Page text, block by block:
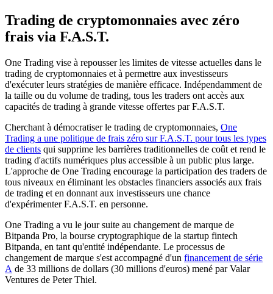
Trading de cryptomonnaies avec zéro
frais via F.A.S.T.
One Trading vise à repousser les limites de vitesse actuelles dans le
trading de cryptomonnaies et à permettre aux investisseurs
d'exécuter leurs stratégies de manière efficace. Indépendamment de
la taille ou du volume de trading, tous les traders ont accès aux
capacités de trading à grande vitesse offertes par F.A.S.T.
Cherchant à démocratiser le trading de cryptomonnaies, One
Trading a une politique de frais zéro sur F.A.S.T. pour tous les types
de clients qui supprime les barrières traditionnelles de coût et rend le
trading d'actifs numériques plus accessible à un public plus large.
L'approche de One Trading encourage la participation des traders de
tous niveaux en éliminant les obstacles financiers associés aux frais
de trading et en donnant aux investisseurs une chance
d'expérimenter F.A.S.T. en personne.
One Trading a vu le jour suite au changement de marque de
Bitpanda Pro, la bourse cryptographique de la startup fintech
Bitpanda, en tant qu'entité indépendante. Le processus de
changement de marque s'est accompagné d'un financement de série
A de 33 millions de dollars (30 millions d'euros) mené par Valar
Ventures de Peter Thiel.